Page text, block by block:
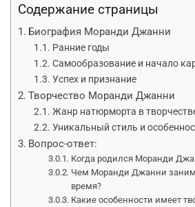
Содержание страницы
Биография Моранди Джанни
Ранние годы
Самообразование и начало
Успех и признание
Творчество Моранди Джанни
Жанр натюрморта в
Уникальный стиль и
Вопрос-ответ:
Когда родился Моранди
Чем Моранди Джанни
время?
Какие особенности имеет